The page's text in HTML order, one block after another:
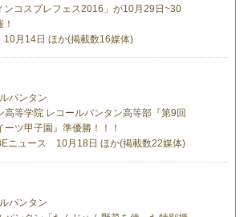
ンコスプレフェス2016」が10月29日~30
月14日 ほか(掲載数16媒体)
バンタン
高等学院 レコールバンタン高等部『第9回
ーツ甲子園』準優勝！！！
ニュース 10月18日 ほか(掲載数22媒体)
バンタン